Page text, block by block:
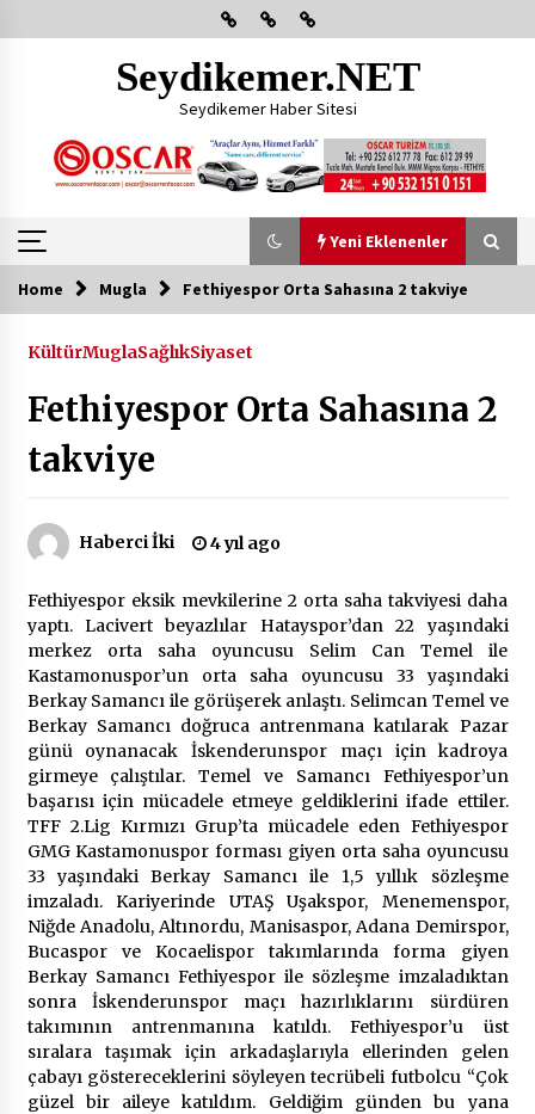
to
Seydikemer.NET
Seydikemer Haber Sitesi
Yeni Eklenenler
Yeni Eklenenler
2 ay ago
Çevre Bilinci Sahneye Taşınıyor: Çocuklardan
“Temiz Fethiye” Oyunu
2 ay ago
9 Günde 119 Acil Olaya Müdahale Edildi
2 ay ago
FETHİYE BELEDİYESİ HAZİRAN AYI MECLİS
TOPLANTISI GERÇEKLEŞTİRİLDİ
2 ay ago
HAYIRSEVER DİNÇER AKYALI’DAN EĞİTİME
DESTEK
2 ay ago
Mobil Tekerlekli Sandalye Tamir Aracı Engelsiz
Muğla İçin Yollarda
2 ay ago
Home Mugla Fethiyespor Orta Sahasına 2 takviye
KültürMuglaSağlıkSiyaset
Fethiyespor Orta Sahasına 2
takviye
Haberci İki 4 yıl ago
Fethiyespor eksik mevkilerine 2 orta saha takviyesi daha
yaptı. Lacivert beyazlılar Hatayspor’dan 22 yaşındaki
merkez orta saha oyuncusu Selim Can Temel ile
Kastamonuspor’un orta saha oyuncusu 33 yaşındaki
Berkay Samancı ile görüşerek anlaştı. Selimcan Temel ve
Berkay Samancı doğruca antrenmana katılarak Pazar
günü oynanacak İskenderunspor maçı için kadroya
girmeye çalıştılar. Temel ve Samancı Fethiyespor’un
başarısı için mücadele etmeye geldiklerini ifade ettiler.
TFF 2.Lig Kırmızı Grup’ta mücadele eden Fethiyespor
GMG Kastamonuspor forması giyen orta saha oyuncusu
33 yaşındaki Berkay Samancı ile 1,5 yıllık sözleşme
imzaladı. Kariyerinde UTAŞ Uşakspor, Menemenspor,
Niğde Anadolu, Altınordu, Manisaspor, Adana Demirspor,
Bucaspor ve Kocaelispor takımlarında forma giyen
Berkay Samancı Fethiyespor ile sözleşme imzaladıktan
sonra İskenderunspor maçı hazırlıklarını sürdüren
takımının antrenmanına katıldı. Fethiyespor’u üst
sıralara taşımak için arkadaşlarıyla ellerinden gelen
çabayı göstereceklerini söyleyen tecrübeli futbolcu “Çok
güzel bir aileye katıldım. Geldiğim günden bu yana